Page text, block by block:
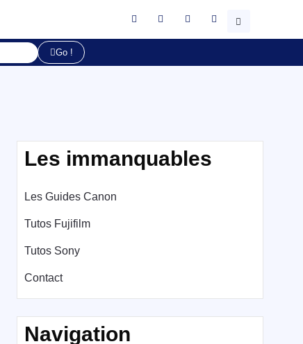
Go !
Les immanquables
Les Guides Canon
Tutos Fujifilm
Tutos Sony
Contact
Navigation